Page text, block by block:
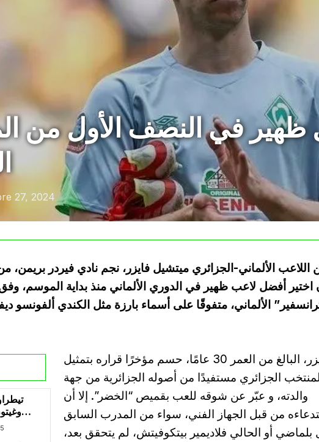
ظهير في النصف الأول من
27, 2024
اللاعب الألماني-الجزائري ميتشيل فايزر، نجم نادي فيردر بريمن،
اختير أفضل لاعب ظهير في الدوري الألماني منذ بداية الموسم،
الألماني، متفوقًا على أسماء بارزة مثل الكندي ألفونسو
مواجهة
فايزر، البالغ من العمر 30 عامًا، حسم مؤخرًا قراره بتمثيل
الجزائري مستفيدًا من أصوله الجزائرية من جهة
والدته، و عبّر عن شوقه للعب بقميص “الخضر”. إلا أن
من قبل الجهاز الفني، سواء من المدرب السابق
أو الحالي فلاديمير بيتكوفيتش، لم يتحقق بعد،